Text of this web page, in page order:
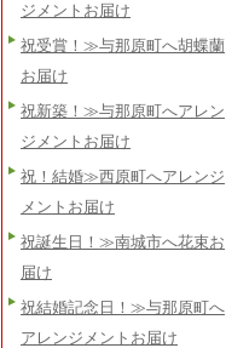
ジメントお届け
祝受賞！≫与那原町へ胡蝶蘭
お届け
祝新築！≫与那原町へアレン
ジメントお届け
祝！結婚≫西原町へアレンジ
メントお届け
祝誕生日！≫南城市へ花束お
届け
祝結婚記念日！≫与那原町へ
アレンジメントお届け